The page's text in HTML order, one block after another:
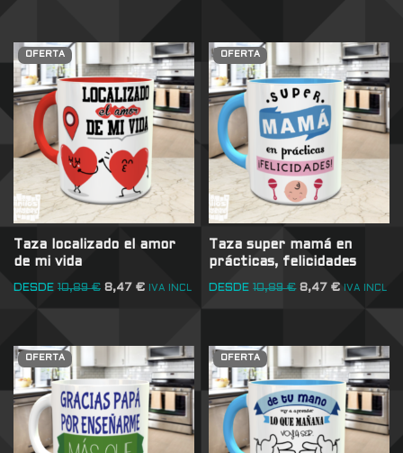
OFERTA
Taza localizado el amor
de mi vida
DESDE 10,89€ 8,47 € IVA INCL
OFERTA
Taza super mamá en
prácticas, felicidades
DESDE 10,89€ 8,47€ IVA INCL
OFERTA OFERTA